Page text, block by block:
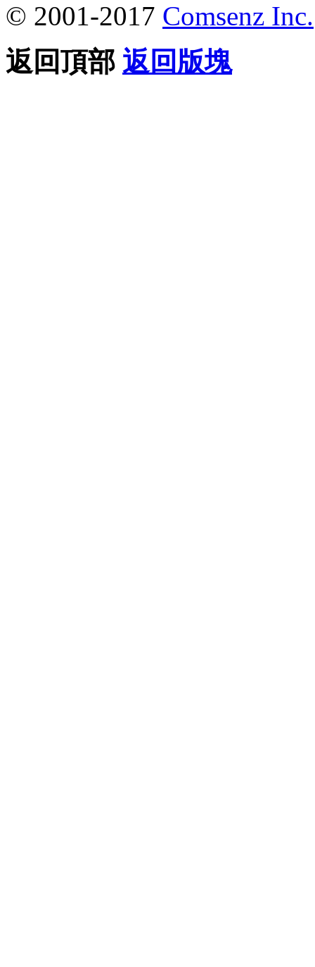
© 2001-2017 Comsenz Inc.
返回頂部 返回版塊